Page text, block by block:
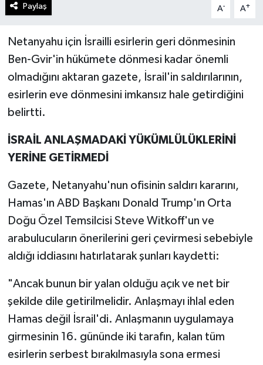
Paylaş A- A+
Netanyahu için İsrailli esirlerin geri dönmesinin
Ben-Gvir'in hükümete dönmesi kadar önemli
olmadığını aktaran gazete, İsrail'in saldırılarının,
esirlerin eve dönmesini imkansız hale getirdiğini
belirtti.
İSRAİL ANLAŞMADAKİ YÜKÜMLÜLÜKLERİNİ
YERİNE GETİRMEDİ
Gazete, Netanyahu'nun ofisinin saldırı kararını,
Hamas'ın ABD Başkanı Donald Trump'ın Orta
Doğu Özel Temsilcisi Steve Witkoff'un ve
arabulucuların önerilerini geri çevirmesi sebebiyle
aldığı iddiasını hatırlatarak şunları kaydetti:
"Ancak bunun bir yalan olduğu açık ve net bir
şekilde dile getirilmelidir. Anlaşmayı ihlal eden
Hamas değil İsrail'di. Anlaşmanın uygulamaya
girmesinin 16. gününde iki tarafın, kalan tüm
esirlerin serbest bırakılmasıyla sona ermesi